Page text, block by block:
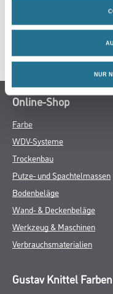
NUR
Online-Shop
Farbe
WDV-Systeme
Trockenbau
Putze- und Spachtelmassen
Bodenbeläge
Wand- & Deckenbeläge
Werkzeug & Maschinen
Verbrauchsmaterialien
Gustav Knittel Farben